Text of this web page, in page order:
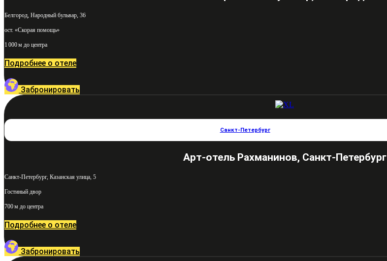
Белгород, Народный бульвар, 36
ост. «Скорая помощь»
1 000 м до центра
Подробнее о отеле
Забронировать
Санкт-Петербург
Арт-отель Рахманинов, Санкт-Петербург
Санкт-Петербург, Казанская улица, 5
Гостиный двор
700 м до центра
Подробнее о отеле
Забронировать